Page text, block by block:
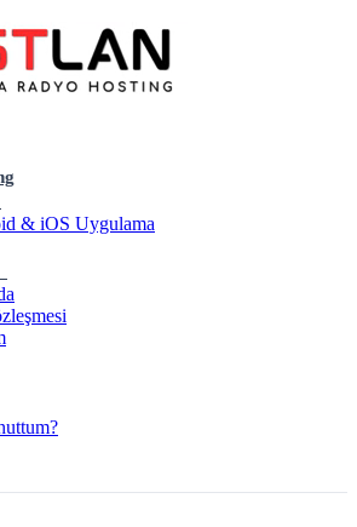
& iOS Uygulama